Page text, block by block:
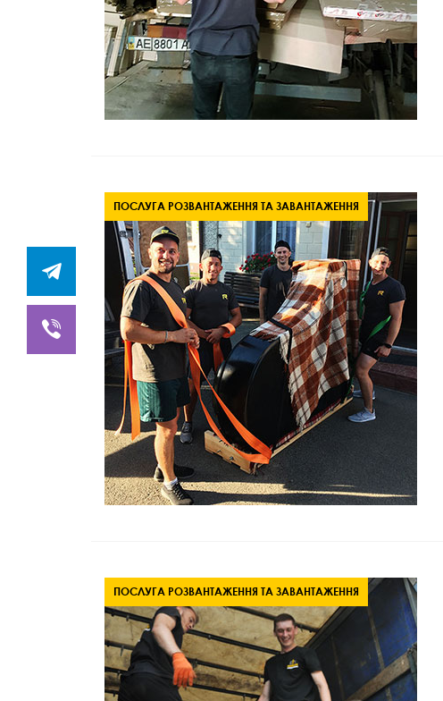
ПОСЛУГА РОЗВАНТАЖЕННЯ ТА ЗАВАНТАЖЕННЯ
ПОСЛУГА РОЗВАНТАЖЕННЯ ТА ЗАВАНТАЖЕННЯ